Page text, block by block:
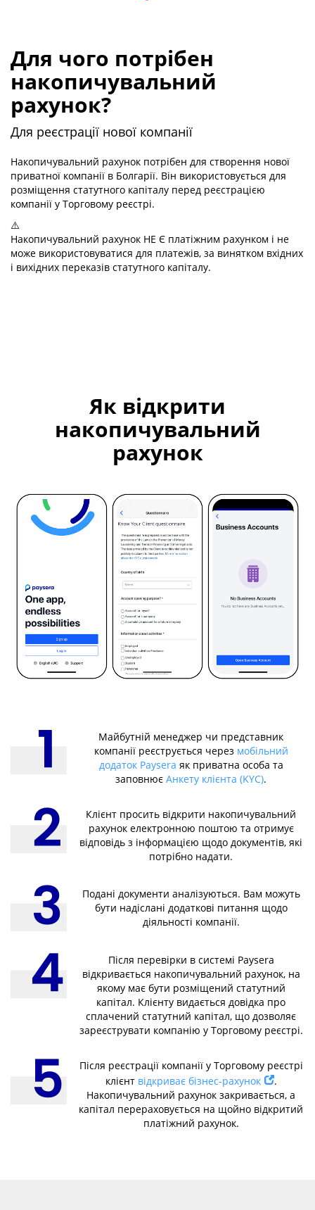
Для чого потрібен
накопичувальний
рахунок?
Для реєстрації нової компанії
Накопичувальний рахунок потрібен для створення нової
приватної компанії в Болгарії. Він використовується для
розміщення статутного капіталу перед реєстрацією
компанії у Торговому реєстрі.
⚠️
Накопичувальний рахунок НЕ Є платіжним рахунком і не
може використовуватися для платежів, за винятком вхідних
і вихідних переказів статутного капіталу.
Як відкрити
накопичувальний
рахунок
Майбутній менеджер чи представник
компанії реєструється через мобільний
додаток Paysera як приватна особа та
заповнює Анкету клієнта (KYC).
Клієнт просить відкрити накопичувальний
рахунок електронною поштою та отримує
відповідь з інформацією щодо документів, які
потрібно надати.
Подані документи аналізуються. Вам можуть
бути надіслані додаткові питання щодо
діяльності компанії.
Після перевірки в системі Paysera
відкривається накопичувальний рахунок, на
якому має бути розміщений статутний
капітал. Клієнту видається довідка про
сплачений статутний капітал, що дозволяє
зареєструвати компанію у Торговому реєстрі.
Після реєстрації компанії у Торговому реєстрі
клієнт відкриває бізнес-рахунок
.
Накопичувальний рахунок закривається, а
капітал перераховується на щойно відкритий
платіжний рахунок.